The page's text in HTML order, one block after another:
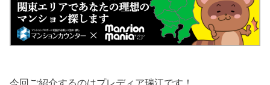
今回ご紹介するのはプレディア瑞江です！